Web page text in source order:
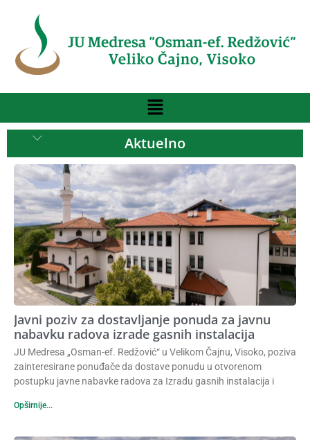
Konačna
rang lista
kandidata
primljenih
u prvi
razred
Aktuelno
Javni poziv za dostavljanje ponuda za javnu
nabavku radova izrade gasnih instalacija
JU Medresa „Osman-ef. Redžović“ u Velikom Čajnu, Visoko, poziva
zainteresirane ponuđače da dostave ponudu u otvorenom
postupku javne nabavke radova za Izradu gasnih instalacija i
Opširnije...